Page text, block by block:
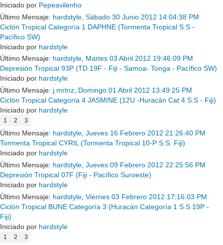
Iniciado por Pepeavilenho
Último Mensaje: hardstyle Sábado 30 Junio 2012 14:04:38 PM
Ciclón Tropical Categoría 1 DAPHNE (Tormenta Tropical S.S -
Pacífico SW)
Iniciado por hardstyle
Último Mensaje: hardstyle, Martes 03 Abril 2012 19:46:09 PM
Depresión Tropical 93P (TD 19F - Fiji - Samoa- Tonga - Pacífico SW)
Iniciado por hardstyle
Último Mensaje: j.mrtnz Domingo 01 Abril 2012 13:49:25 PM
Ciclón Tropical Categoría 4 JASMINE (12U -Huracán Cat 4 S.S - Fiji)
Iniciado por hardstyle
1 2 3
Último Mensaje: hardstyle, Jueves 16 Febrero 2012 21:26:40 PM
Tormenta Tropical CYRIL (Tormenta Tropical 10-P S.S. Fiji)
Iniciado por hardstyle
Último Mensaje: hardstyle Jueves 09 Febrero 2012 22:25:56 PM
Depresión Tropical 07F (Fiji - Pacífico Suroeste)
Iniciado por hardstyle
Último Mensaje: hardstyle Viernes 03 Febrero 2012 17:16:03 PM
Ciclón Tropical BUNE Categoría 3 (Huracán Categoría 1 S.S 19P -
Fiji)
Iniciado por hardstyle
1 2 3